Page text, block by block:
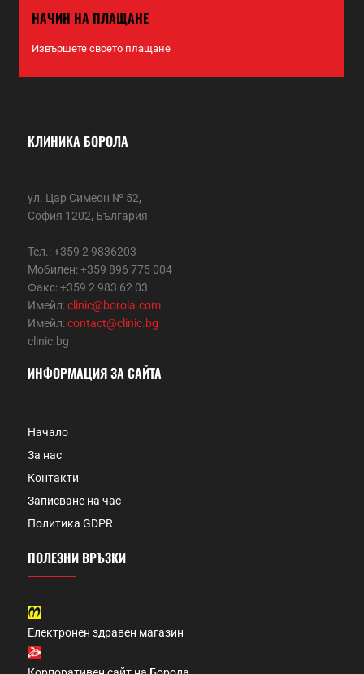
НАЧИН НА ПЛАЩАНЕ
Извършете своето плащане
КЛИНИКА БОРОЛА
ул. Цар Симеон № 52,
София 1202, България
Тел.: +359 2 9836203
Мобилен: +359 896 775 004
Факс: +359 2 983 62 03
Имейл:clinic@borola.com
Имейл:contact@clinic.bg
clinic.bg
ИНФОРМАЦИЯ ЗА САЙТА
Начало
За нас
Контакти
Записване на час
Политика GDPR
ПОЛЕЗНИ ВРЪЗКИ
Електронен здравен магазин